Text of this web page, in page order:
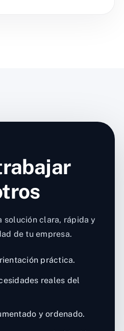
solución clara, rápida y
de tu empresa.
práctica.
reales del
y ordenado.